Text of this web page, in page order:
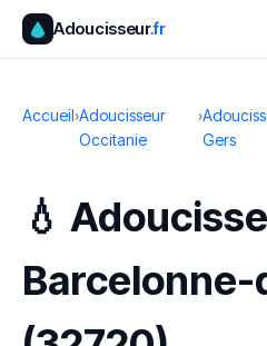
Adoucisseur.fr
Accueil›Adoucisseur
Occitanie
›
Gers
💧